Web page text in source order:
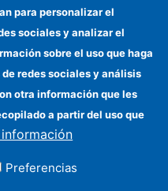
para personalizar el
sociales y analizar el
sobre el uso que haga
redes sociales y análisis
otra información que les
a partir del uso que
información
Preferencias